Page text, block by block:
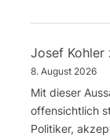
Josef Kohler
8. August 2026
Mit dieser
offensichtlich
Politiker,